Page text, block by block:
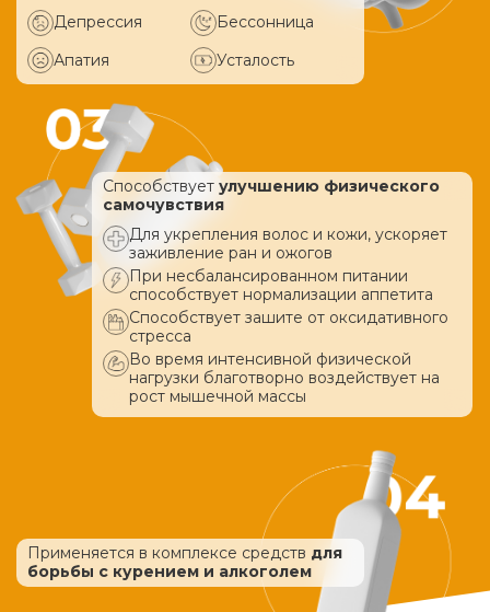
Депрессия
Бессонница
Апатия
Усталость
Способствует улучшению физического
самочувствия
Для укрепления волос и кожи, ускоряет
заживление ран и ожогов
При несбалансированном питании
способствует нормализации аппетита
Способствует зашите от оксидативного
стресса
Во время интенсивной физической
нагрузки благотворно воздействует на
рост мышечной массы
Применяется в комплексе средств для
борьбы с курением и алкоголем